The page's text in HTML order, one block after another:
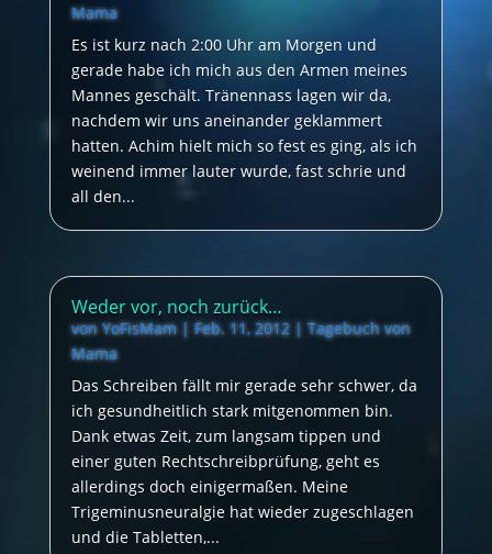
Mama
Es ist kurz nach 2:00 Uhr am Morgen und
gerade habe ich mich aus den Armen meines
Mannes geschält. Tränennass lagen wir da,
nachdem wir uns aneinander geklammert
hatten. Achim hielt mich so fest es ging, als ich
weinend immer lauter wurde, fast schrie und
all den...
Weder vor, noch zurück…
von YoFisMam| Feb. 11, 2012| Tagebuch von
Mama
Das Schreiben fällt mir gerade sehr schwer, da
ich gesundheitlich stark mitgenommen bin.
Dank etwas Zeit, zum langsam tippen und
einer guten Rechtschreibprüfung, geht es
allerdings doch einigermaßen. Meine
Trigeminusneuralgie hat wieder zugeschlagen
und die Tabletten,...